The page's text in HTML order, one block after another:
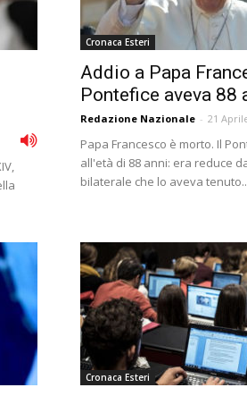
Cronaca Esteri
Addio a Papa
Pontefice aveva 88
Redazione Nazionale - 21
Papa Francesco è morto. Il
all'età di 88 anni: era reduce
bilaterale che lo aveva
Cronaca Esteri